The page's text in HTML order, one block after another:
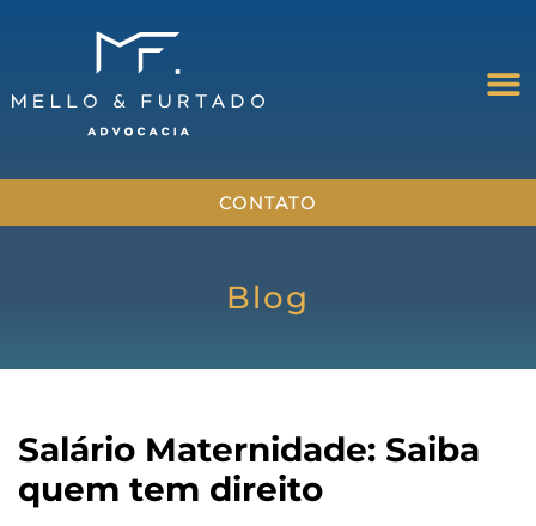
CONTATO
Blog
Salário Maternidade: Saiba
quem tem direito